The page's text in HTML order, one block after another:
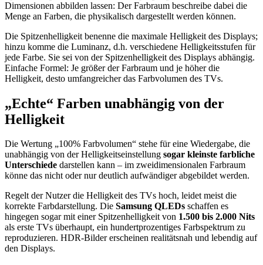
Dimensionen abbilden lassen: Der Farbraum beschreibe dabei die
Menge an Farben, die physikalisch dargestellt werden können.
Die Spitzenhelligkeit benenne die maximale Helligkeit des Displays;
hinzu komme die Luminanz, d.h. verschiedene Helligkeitsstufen für
jede Farbe. Sie sei von der Spitzenhelligkeit des Displays abhängig.
Einfache Formel: Je größer der Farbraum und je höher die
Helligkeit, desto umfangreicher das Farbvolumen des TVs.
„Echte“ Farben unabhängig von der
Helligkeit
Die Wertung „100% Farbvolumen“ stehe für eine Wiedergabe, die
unabhängig von der Helligkeitseinstellung sogar kleinste farbliche
Unterschiede darstellen kann – im zweidimensionalen Farbraum
könne das nicht oder nur deutlich aufwändiger abgebildet werden.
Regelt der Nutzer die Helligkeit des TVs hoch, leidet meist die
korrekte Farbdarstellung. Die Samsung QLEDs schaffen es
hingegen sogar mit einer Spitzenhelligkeit von 1.500 bis 2.000 Nits
als erste TVs überhaupt, ein hundertprozentiges Farbspektrum zu
reproduzieren. HDR-Bilder erscheinen realitätsnah und lebendig auf
den Displays.